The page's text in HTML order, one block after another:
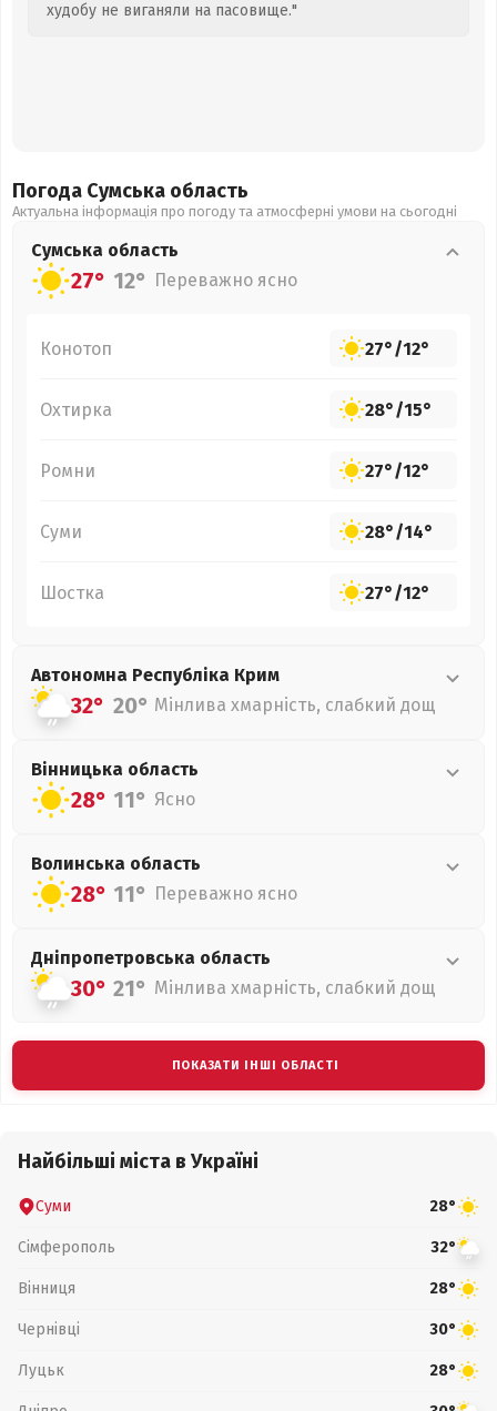
худобу не виганяли на пасовище."
Погода Сумська область
Актуальна інформація про погоду та атмосферні умови на сьогодні
Сумська область
27° 12° Переважно ясно
Конотоп 27°/12°
Охтирка 28°/15°
Ромни 27°/12°
Суми 28°/14°
Шостка 27°/12°
Автономна Республіка Крим
32° 20° Мінлива хмарність, слабкий дощ
Вінницька область
28° 11° Ясно
Волинська область
28° 11° Переважно ясно
Дніпропетровська область
30° 21° Мінлива хмарність, слабкий дощ
ПОКАЗАТИ ІНШІ ОБЛАСТІ
Найбільші міста в Україні
Суми 28°
Сімферополь 32°
Вінниця 28°
Чернівці 30°
Луцьк 28°